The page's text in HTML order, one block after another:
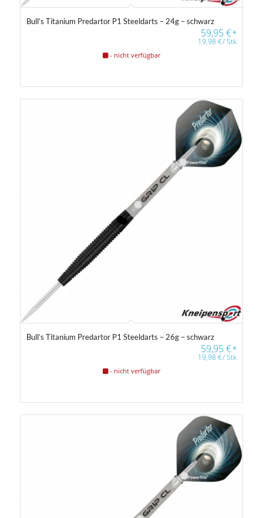
Bull’s Titanium Predartor P1 Steeldarts – 24g – schwarz
59,95€*
19,98€/Stk
- nicht verfügbar
Bull’s Titanium Predartor P1 Steeldarts – 26g – schwarz
59,95€*
19,98€/Stk
- nicht verfügbar